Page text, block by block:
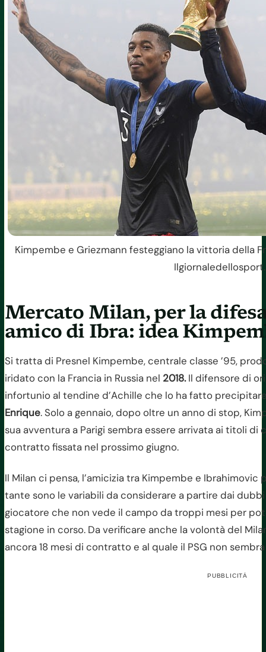
Kimpembe e Griezmann festeggiano la vittoria della
Mercato Milan, per la
amico di Ibra: idea
Si tratta di Presnel Kimpembe, centrale classe ’95,
iridato con la Francia in Russia nel 2018.Il difensore di
infortunio al tendine d’Achille che lo ha fatto
Enrique. Solo a gennaio, dopo oltre un anno di stop,
sua avventura a Parigi sembra essere arrivata ai titoli
contratto fissata nel prossimo giugno.
Il Milan ci pensa, l’amicizia tra Kimpembe e
tante sono le variabili da considerare a partire dai
giocatore che non vede il campo da troppi mesi per
stagione in corso. Da verificare anche la volontà del
ancora 18 mesi di contratto e al quale il PSG non
PUBBLICITÀ